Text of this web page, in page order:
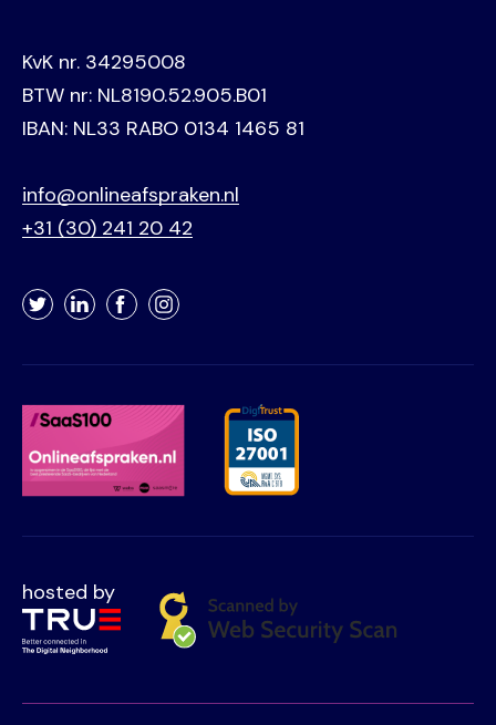
KvK nr. 34295008
BTW nr: NL8190.52.905.B01
IBAN: NL33 RABO 0134 1465 81
info@onlineafspraken.nl
+31 (30) 241 20 42
TwitterLinkedInFacebookInstagram
hosted by